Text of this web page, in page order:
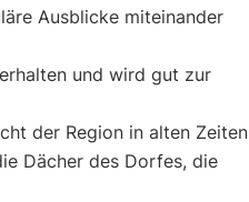
Ausblicke miteinander
und wird gut zur
der Region in alten Zeiten
Dächer des Dorfes, die